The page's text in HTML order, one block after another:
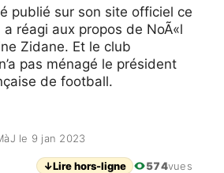
publié sur son site officiel ce
réagi aux propos de NoÃ«l
Zidane. Et le club
pas ménagé le président
de football.
le 9 jan 2023
↓Lire hors-ligne 574vues